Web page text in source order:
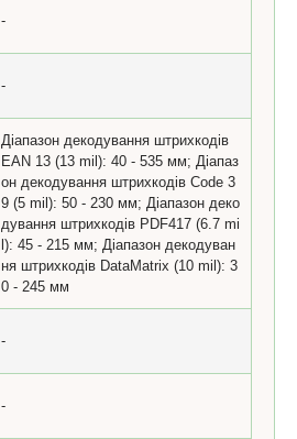
-
-
Діапазон декодування штрихкодів
EAN 13 (13 mil): 40 - 535 мм; Діапаз
он декодування штрихкодів Code 3
9 (5 mil): 50 - 230 мм; Діапазон деко
дування штрихкодів PDF417 (6.7 mi
l): 45 - 215 мм; Діапазон декодуван
ня штрихкодів DataMatrix (10 mil): 3
0 - 245 мм
-
-